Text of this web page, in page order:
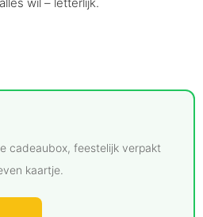
cadeaubox, feestelijk verpakt
kaartje.